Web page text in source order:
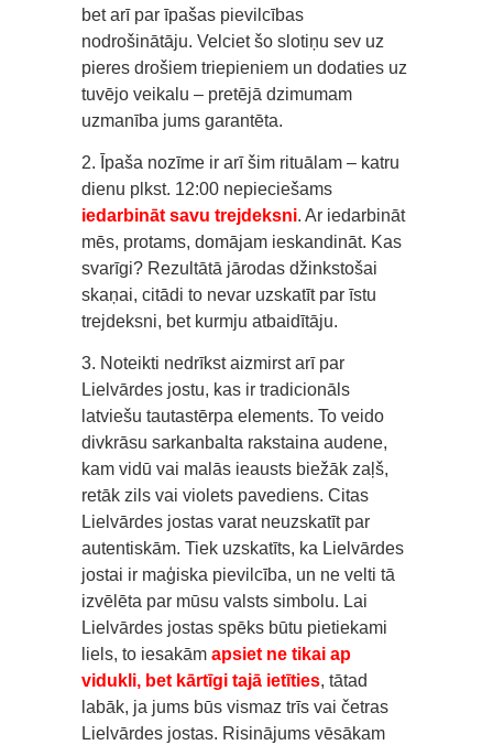
bet arī par īpašas pievilcības
nodrošinātāju. Velciet šo slotiņu sev uz
pieres drošiem triepieniem un dodaties uz
tuvējo veikalu – pretējā dzimumam
uzmanība jums garantēta.
2. Īpaša nozīme ir arī šim rituālam – katru
dienu plkst. 12:00 nepieciešams
iedarbināt savu trejdeksni. Ar iedarbināt
mēs, protams, domājam ieskandināt. Kas
svarīgi? Rezultātā jārodas džinkstošai
skaņai, citādi to nevar uzskatīt par īstu
trejdeksni, bet kurmju atbaidītāju.
3. Noteikti nedrīkst aizmirst arī par
Lielvārdes jostu, kas ir tradicionāls
latviešu tautastērpa elements. To veido
divkrāsu sarkanbalta rakstaina audene,
kam vidū vai malās ieausts biežāk zaļš,
retāk zils vai violets pavediens. Citas
Lielvārdes jostas varat neuzskatīt par
autentiskām. Tiek uzskatīts, ka Lielvārdes
jostai ir maģiska pievilcība, un ne velti tā
izvēlēta par mūsu valsts simbolu. Lai
Lielvārdes jostas spēks būtu pietiekami
liels, to iesakām apsiet ne tikai ap
vidukli, bet kārtīgi tajā ietīties, tātad
labāk, ja jums būs vismaz trīs vai četras
Lielvārdes jostas. Risinājums vēsākam